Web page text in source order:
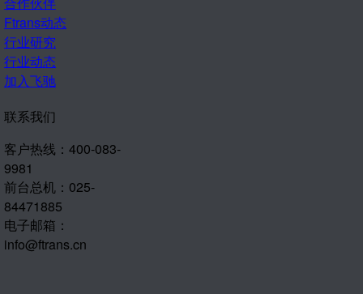
Ftrans动态
行业研究
行业动态
加入飞驰
联系我们
客户热线：400-083-
9981
前台总机：025-
84471885
电子邮箱：
info@ftrans.cn